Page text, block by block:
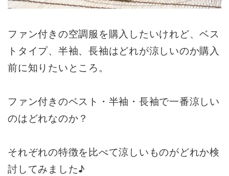
ファン付きの空調服を購入したいけれど、ベス
トタイプ、半袖、長袖はどれが涼しいのか購入
前に知りたいところ。
ファン付きのベスト・半袖・長袖で一番涼しい
のはどれなのか？
それぞれの特徴を比べて涼しいものがどれか検
討してみました♪